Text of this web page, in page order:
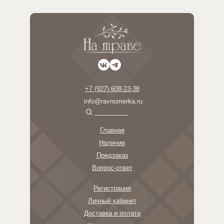
+7 (927) 608-23-38
info@ravnomerka.ru
Главная
Наличие
Вопрос-ответ
Предзаказ
Личный кабинет
Регистрация
Доставка и оплата